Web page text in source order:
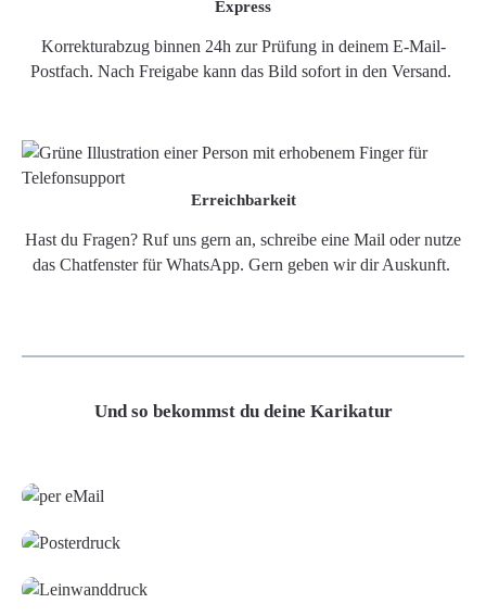
Express
Korrekturabzug binnen 24h zur Prüfung in deinem E-Mail-
Postfach. Nach Freigabe kann das Bild sofort in den Versand.
Erreichbarkeit
Hast du Fragen? Ruf uns gern an, schreibe eine Mail oder nutze
das Chatfenster für WhatsApp. Gern geben wir dir Auskunft.
Und so bekommst du deine Karikatur